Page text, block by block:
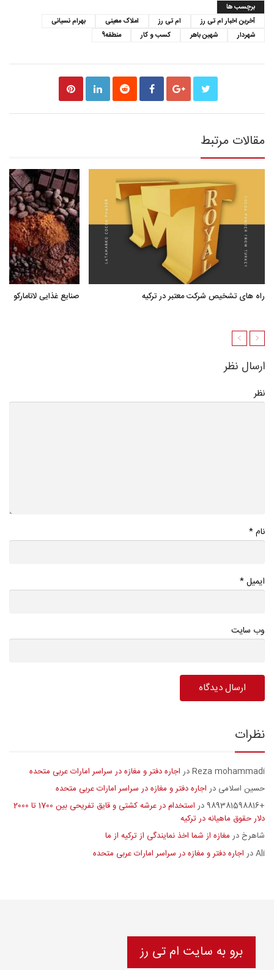
برچسب ها
آخرین اخبار ام تی رز
ام تی رز املاک معینی
بهرام نسیانی
شهردار
شهین باهر کسب و کار منطقه9
مقالات مرتبط
راه های تشخیص شرکت معتبر در ترکیه صنایع غذایی لاتامارکو
ارسال نظر
نظر
نام*
ایمیل*
وب سایت
نظرات
Reza mohammadiدر اجاره دفتر و مغازه در سراسر امارات عربی متحده
حسین اسلامی در اجاره دفتر و مغازه در سراسر امارات عربی متحده
+989381598816
در
استخدام در عرشه کشتی و قایق تفریحی بین 1700 تا 2000
دلار حقوق ماهیانه در ترکیه
شاهرخ در مغازه از شما اخذ نمایندگی از ترکیه از ما
Aliدر اجاره دفتر و مغازه در سراسر امارات عربی متحده
برو به سایت ام تی رز